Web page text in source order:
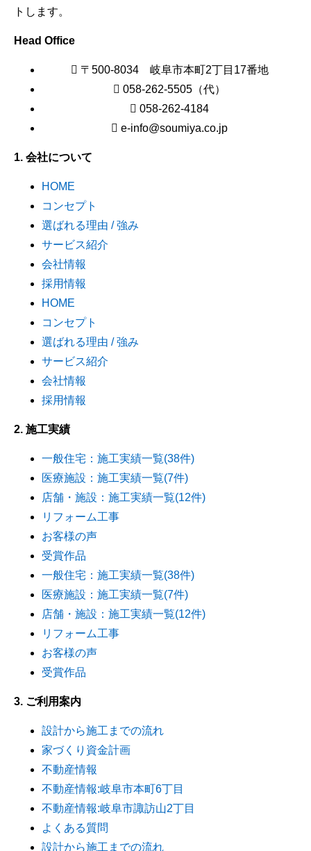
トします。
Head Office
〒500-8034 岐阜市本町2丁目17番地
058-262-5505（代）
058-262-4184
e-info@soumiya.co.jp
1. 会社について
HOME
コンセプト
選ばれる理由 / 強み
サービス紹介
会社情報
採用情報
HOME
コンセプト
選ばれる理由 / 強み
サービス紹介
会社情報
採用情報
2. 施工実績
一般住宅：施工実績一覧(38件)
医療施設：施工実績一覧(7件)
店舗・施設：施工実績一覧(12件)
リフォーム工事
お客様の声
受賞作品
一般住宅：施工実績一覧(38件)
医療施設：施工実績一覧(7件)
店舗・施設：施工実績一覧(12件)
リフォーム工事
お客様の声
受賞作品
3. ご利用案内
設計から施工までの流れ
家づくり資金計画
不動産情報
不動産情報:岐阜市本町6丁目
不動産情報:岐阜市諏訪山2丁目
よくある質問
設計から施工までの流れ